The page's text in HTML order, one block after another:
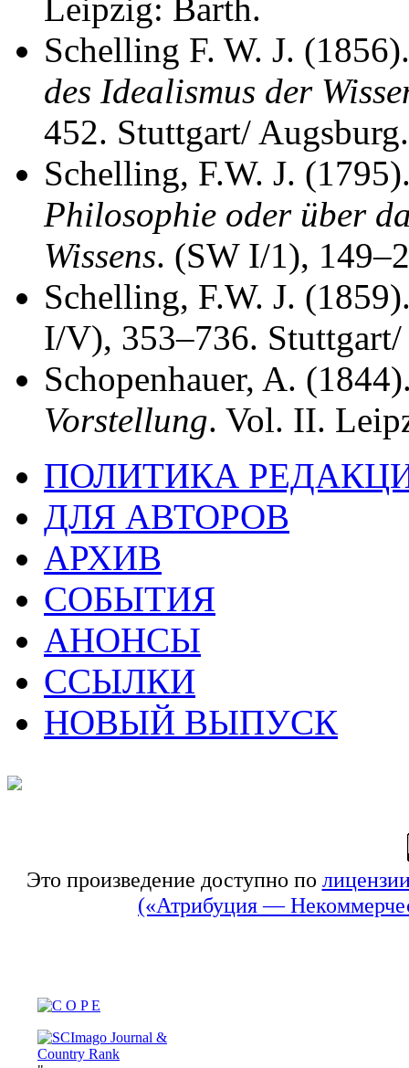
Leipzig: Barth.
Schelling F. W. J.
des Idealismus der
452. Stuttgart/ Augsburg.
Schelling, F.W. J.
Philosophie oder über
Wissens. (SW I/1),
Schelling, F.W. J.
I/V), 353–736.
Schopenhauer, A.
Vorstellung. Vol. II.
ПОЛИТИКА
ДЛЯ АВТОРОВ
АРХИВ
СОБЫТИЯ
АНОНСЫ
ССЫЛКИ
НОВЫЙ ВЫПУСК
Это произведение доступно по
(«Атрибуция —